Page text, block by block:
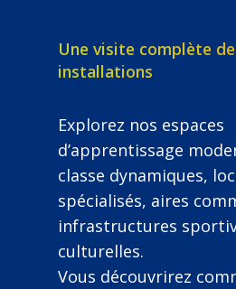
Une visite complète
installations
Explorez nos espaces
d’apprentissage
classe dynamiques,
spécialisés, aires
infrastructures
culturelles.
Vous découvrirez